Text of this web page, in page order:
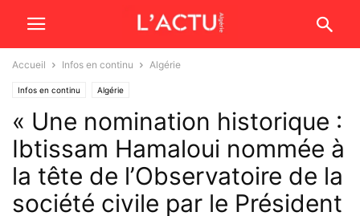
Accueil Infos en continu Algérie
Infos en continu Algérie
« Une nomination historique :
Ibtissam Hamaloui nommée à
la tête de l’Observatoire de la
société civile par le Président